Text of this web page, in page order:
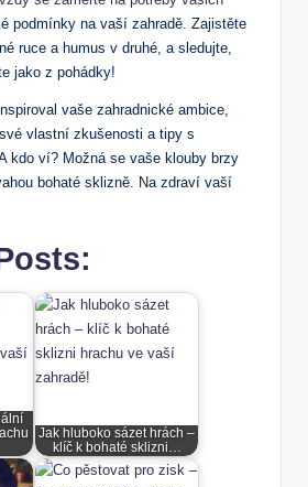
podmínky na vaší zahradě. Zajistěte
ruce a humus v druhé, a sledujte,
jako z pohádky!
vaše zahradnické ambice,
vlastní zkušenosti a tipy s
kdo ví? Možná se vaše klouby brzy
bohaté sklizně. Na zdraví vaší
Jak hluboko sázet hrách –
klíč k bohaté sklizni…